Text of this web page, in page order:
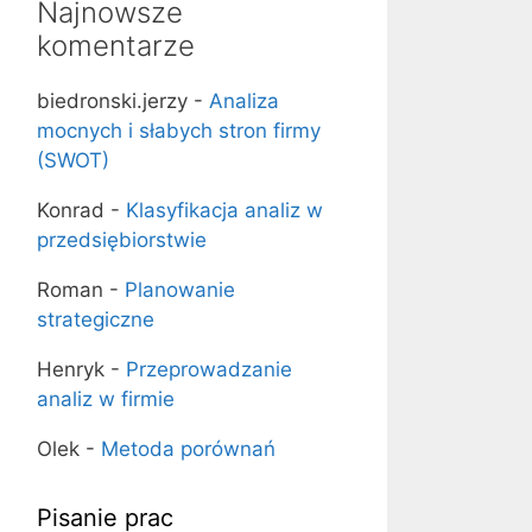
Najnowsze
komentarze
biedronski.jerzy - Analiza
mocnych i słabych stron firmy
(SWOT)
Konrad - Klasyfikacja analiz w
przedsiębiorstwie
Roman - Planowanie
strategiczne
Henryk - Przeprowadzanie
analiz w firmie
Olek - Metoda porównań
Pisanie prac